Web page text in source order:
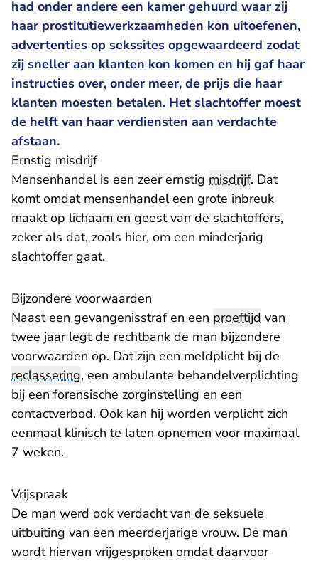
had onder andere een kamer gehuurd waar zij
haar prostitutiewerkzaamheden kon uitoefenen,
advertenties op sekssites opgewaardeerd zodat
zij sneller aan klanten kon komen en hij gaf haar
instructies over, onder meer, de prijs die haar
klanten moesten betalen. Het slachtoffer moest
de helft van haar verdiensten aan verdachte
afstaan.
Ernstig misdrijf
Mensenhandel is een zeer ernstig misdrijf. Dat
komt omdat mensenhandel een grote inbreuk
maakt op lichaam en geest van de slachtoffers,
zeker als dat, zoals hier, om een minderjarig
slachtoffer gaat.
​Bijzondere voorwaarden
Naast een gevangenisstraf en een proeftijd van
twee jaar legt de rechtbank de man bijzondere
voorwaarden op. Dat zijn een meldplicht bij de
reclassering, een ambulante behandelverplichting
bij een forensische zorginstelling en een
contactverbod. Ook kan hij worden verplicht zich
eenmaal klinisch te laten opnemen voor maximaal
7 weken.
Vrijspraak
De man werd ook verdacht van de seksuele
uitbuiting van een meerderjarige vrouw. De man
wordt hiervan vrijgesproken omdat daarvoor